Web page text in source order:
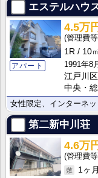
エステルハウ
アパート
4.5万
1R
10
1991年8
江戸川
中央・
女性限定、インターネ
第二新中川荘
4.6万
1ヶ月